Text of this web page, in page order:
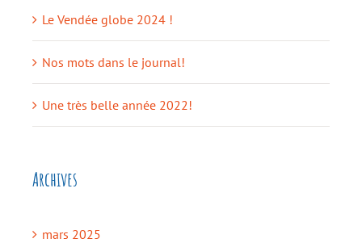
Le Vendée globe 2024 !
Nos mots dans le journal!
Une très belle année 2022!
Archives
mars 2025